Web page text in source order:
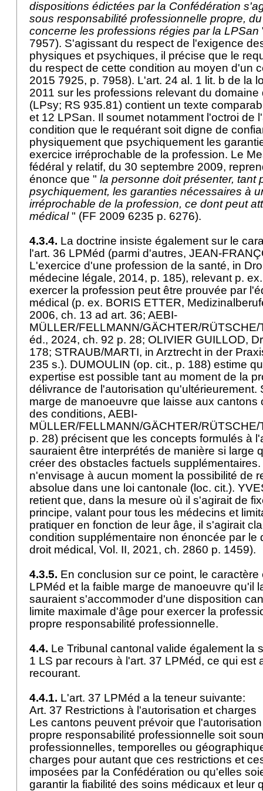
dispositions édictées par la Confédération
sous responsabilité professionnelle propre,
concerne les professions régies par la LPSan
7957). S'agissant du respect de l'exigence
physiques et psychiques, il précise que le
du respect de cette condition au moyen d'un
2015 7925, p. 7958). L'art. 24 al. 1 lit. b de la
2011 sur les professions relevant du
(LPsy; RS 935.81) contient un texte
et 12 LPSan. Il soumet notamment l'octroi de
condition que le requérant soit digne de
physiquement que psychiquement les
exercice irréprochable de la profession. Le
fédéral y relatif, du 30 septembre 2009,
énonce que " la personne doit présenter, tant
psychiquement, les garanties nécessaires à
irréprochable de la profession, ce dont peut
médical" (FF 2009 6235 p. 6276).
4.3.4. La doctrine insiste également sur le
l'art. 36 LPMéd (parmi d'autres, JEAN-
L'exercice d'une profession de la santé, in
médecine légale, 2014, p. 185), relevant p.
exercer la profession peut être prouvée par
médical (p. ex. BORIS ETTER,
2006, ch. 13 ad art. 36; AEBI-
MÜLLER/FELLMANN/GÄCHTER/RÜTSCHE/
éd., 2024, ch. 92 p. 28; OLIVIER GUILLOD,
178; STRAUB/MARTI, in Arztrecht in der
235 s.). DUMOULIN (op. cit., p. 188) estime
expertise est possible tant au moment de la
délivrance de l'autorisation qu'ultérieurement.
marge de manoeuvre que laisse aux cantons
des conditions, AEBI-
MÜLLER/FELLMANN/GÄCHTER/RÜTSCHE/
p. 28) précisent que les concepts formulés à l'
sauraient être interprétés de manière si large
créer des obstacles factuels
n'envisage à aucun moment la possibilité de
absolue dans une loi cantonale (loc. cit.).
retient que, dans la mesure où il s'agirait de
principe, valant pour tous les médecins et
pratiquer en fonction de leur âge, il s'agirait
condition supplémentaire non énoncée par le
droit médical, Vol. II, 2021, ch. 2860 p. 1459).
4.3.5. En conclusion sur ce point, le caractère
LPMéd et la faible marge de manoeuvre qu'il
sauraient s'accommoder d'une disposition
limite maximale d'âge pour exercer la
propre responsabilité professionnelle.
4.4. Le Tribunal cantonal valide également la
1 LS par recours à l'art. 37 LPMéd, ce qui est
recourant.
4.4.1. L'art. 37 LPMéd a la teneur suivante:
Art. 37 Restrictions à l'autorisation et charges
Les cantons peuvent prévoir que
propre responsabilité professionnelle soit
professionnelles, temporelles ou
charges pour autant que ces restrictions et
imposées par la Confédération ou qu'elles
garantir la fiabilité des soins médicaux et leur